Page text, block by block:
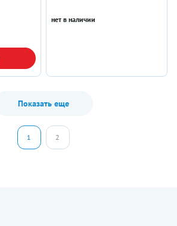
нет в наличии
Показать еще
1 2